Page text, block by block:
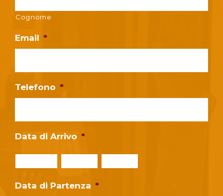
Cognome
Email *
Telefono *
Data di Arrivo *
Data di Partenza *